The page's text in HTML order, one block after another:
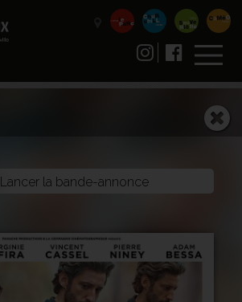
Lancer la bande-annonce